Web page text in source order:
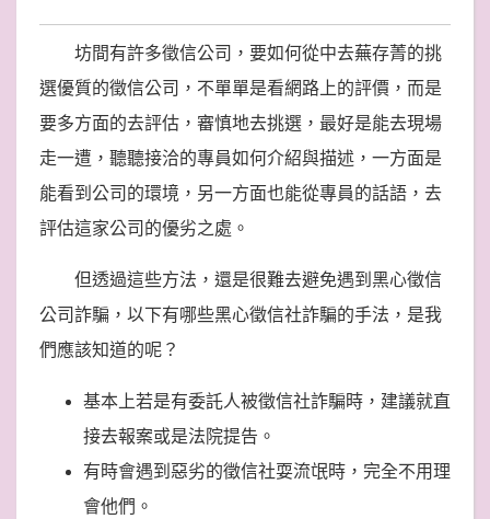
坊間有許多徵信公司，要如何從中去蕪存菁的挑
選優質的徵信公司，不單單是看網路上的評價，而是
要多方面的去評估，審慎地去挑選，最好是能去現場
走一遭，聽聽接洽的專員如何介紹與描述，一方面是
能看到公司的環境，另一方面也能從專員的話語，去
評估這家公司的優劣之處。
但透過這些方法，還是很難去避免遇到黑心徵信
公司詐騙，以下有哪些黑心徵信社詐騙的手法，是我
們應該知道的呢？
基本上若是有委託人被徵信社詐騙時，建議就直
接去報案或是法院提告。
有時會遇到惡劣的徵信社耍流氓時，完全不用理
會他們。